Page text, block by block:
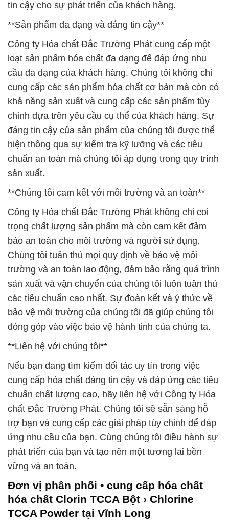
tin cậy cho sự phát triển của khách hàng.
**Sản phẩm đa dạng và đáng tin cậy**
Công ty Hóa chất Đắc Trường Phát cung cấp một
loạt sản phẩm hóa chất đa dạng để đáp ứng nhu
cầu đa dạng của khách hàng. Chúng tôi không chỉ
cung cấp các sản phẩm hóa chất cơ bản mà còn có
khả năng sản xuất và cung cấp các sản phẩm tùy
chỉnh dựa trên yêu cầu cụ thể của khách hàng. Sự
đáng tin cậy của sản phẩm của chúng tôi được thể
hiện thông qua sự kiểm tra kỹ lưỡng và các tiêu
chuẩn an toàn mà chúng tôi áp dụng trong quy trình
sản xuất.
**Chúng tôi cam kết với môi trường và an toàn**
Công ty Hóa chất Đắc Trường Phát không chỉ coi
trọng chất lượng sản phẩm mà còn cam kết đảm
bảo an toàn cho môi trường và người sử dụng.
Chúng tôi tuân thủ mọi quy định về bảo vệ môi
trường và an toàn lao động, đảm bảo rằng quá trình
sản xuất và vận chuyển của chúng tôi luôn tuân thủ
các tiêu chuẩn cao nhất. Sự đoàn kết và ý thức về
bảo vệ môi trường của chúng tôi đã giúp chúng tôi
đóng góp vào việc bảo vệ hành tinh của chúng ta.
**Liên hệ với chúng tôi**
Nếu bạn đang tìm kiếm đối tác uy tín trong việc
cung cấp hóa chất đáng tin cậy và đáp ứng các tiêu
chuẩn chất lượng cao, hãy liên hệ với Công ty Hóa
chất Đắc Trường Phát. Chúng tôi sẽ sẵn sàng hỗ
trợ bạn và cung cấp các giải pháp tùy chỉnh để đáp
ứng nhu cầu của bạn. Cùng chúng tôi điều hành sự
phát triển của bạn và tạo nên một tương lai bền
vững và an toàn.
Đơn vị phân phối • cung cấp hóa chất
hóa chất Clorin TCCA Bột › Chlorine
TCCA Powder tại Vĩnh Long